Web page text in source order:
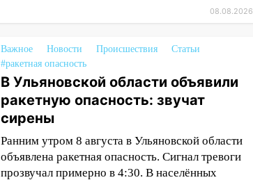
08.08.2026
Важное Новости Происшествия
Статьи
#ракетная опасность
В Ульяновской области объявили
ракетную опасность: звучат
сирены
Ранним утром 8 августа в Ульяновской области
объявлена ракетная опасность. Сигнал тревоги
прозвучал примерно в 4:30. В населённых